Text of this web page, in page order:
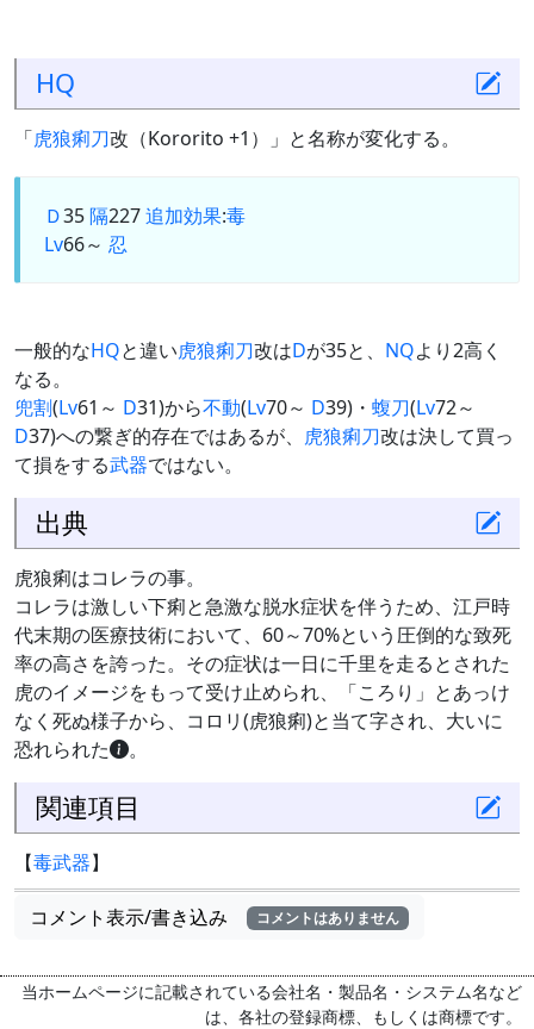
HQ
「虎狼痢刀改（Kororito +1）」と名称が変化する。
Ｄ35隔227追加効果:毒
Lv66～ 忍
一般的なHQと違い虎狼痢刀改はDが35と、 NQより2高く
なる。
兜割(Lv61～ D31)から不動(Lv70～ D39)・ 蝮刀(Lv72～
D37)への繋ぎ的存在ではあるが、 虎狼痢刀改は決して買っ
て損をする武器ではない。
出典
虎狼痢はコレラの事。
コレラは激しい下痢と急激な脱水症状を伴うため、江戸時
代末期の医療技術において、60～70%という圧倒的な致死
率の高さを誇った。その症状は一日に千里を走るとされた
虎のイメージをもって受け止められ、「ころり」とあっけ
なく死ぬ様子から、コロリ(虎狼痢)と当て字され、大いに
恐れられた
。
関連項目
【毒武器】
コメント表示/書き込み コメントはありません
当ホームページに記載されている会社名・製品名・システム名など
は、各社の登録商標、もしくは商標です。